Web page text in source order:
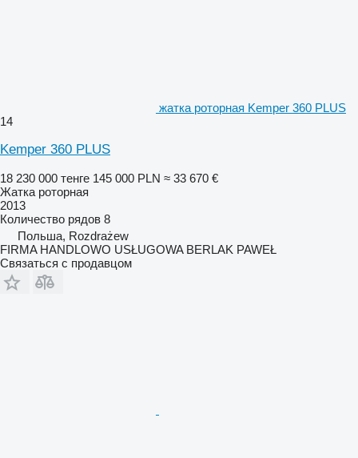
жатка роторная Kemper 360 PLUS
14
Kemper 360 PLUS
18 230 000 тенге 145 000 PLN ≈ 33 670 €
Жатка роторная
2013
Количество рядов 8
Польша, Rozdrażew
FIRMA HANDLOWO USŁUGOWA BERLAK PAWEŁ
Связаться с продавцом